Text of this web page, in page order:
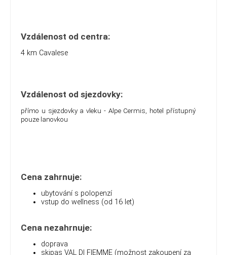
Vzdálenost od centra:
4 km Cavalese
Vzdálenost od sjezdovky:
přímo u sjezdovky a vleku - Alpe Cermis, hotel přístupný
pouze lanovkou
Cena zahrnuje:
ubytování s polopenzí
vstup do wellness (od 16 let)
Cena nezahrnuje:
doprava
skipas VAL DI FIEMME (možnost zakoupení za